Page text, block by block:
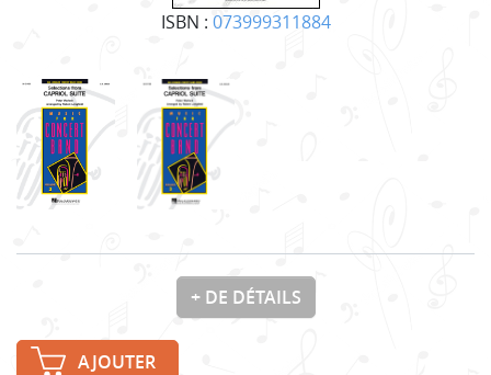
ISBN : 073999311884
+ DE DÉTAILS
AJOUTER